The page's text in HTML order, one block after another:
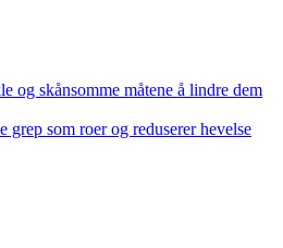
og skånsomme måtene å lindre dem
grep som roer og reduserer hevelse